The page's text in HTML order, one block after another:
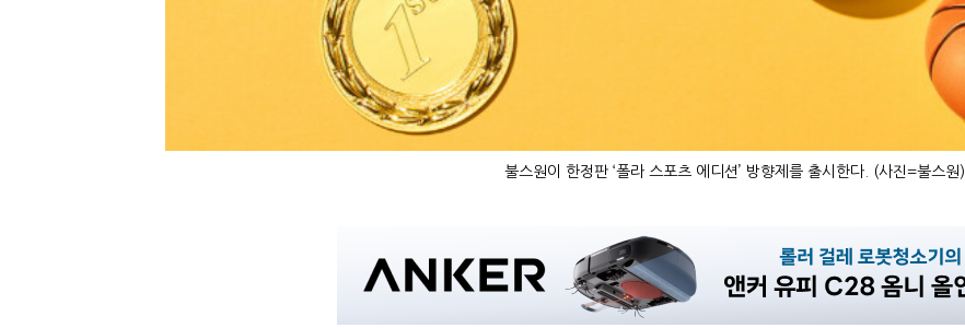
불스원이 한정판 ‘폴라 스포츠 에디션’ 방향제를 출시한다. (사진=불스원)